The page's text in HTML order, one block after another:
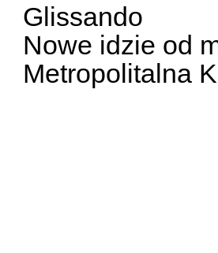
Glissando
Nowe idzie od
Metropolitalna